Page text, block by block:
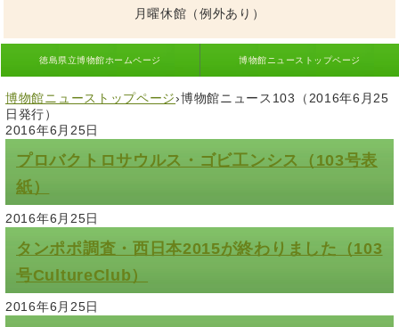
月曜休館（例外あり）
徳島県立博物館ホームページ 博物館ニューストップページ
博物館ニューストップページ›博物館ニュース103（2016年6月25
日発行）
2016年6月25日
プロバクトロサウルス・ゴビ工ンシス（103号表
紙）
2016年6月25日
タンポポ調査・西日本2015が終わりました（103
号CultureClub）
2016年6月25日